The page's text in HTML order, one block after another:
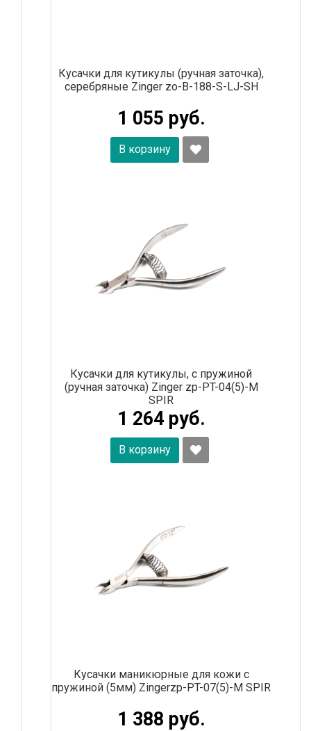
Кусачки для кутикулы (ручная заточка),
серебряные Zinger zo-B-188-S-LJ-SH
1 055 руб.
В корзину
Кусачки для кутикулы, с пружиной
(ручная заточка) Zinger zp-PT-04(5)-M
SPIR
1 264 руб.
В корзину
Кусачки маникюрные для кожи с
пружиной (5мм) Zingerzp-PT-07(5)-M SPIR
1 388 руб.